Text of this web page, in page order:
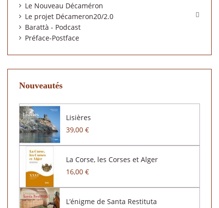
Le Nouveau Décaméron
Le projet Décameron20/2.0

Barattà - Podcast
Préface-Postface
Nouveautés
Lisières
39,00 €
La Corse, les Corses et Alger
16,00 €
L’énigme de Santa Restituta